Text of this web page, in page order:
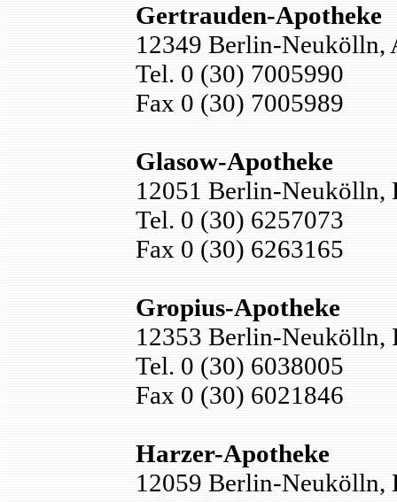
Gertrauden-Apotheke
12349 Berlin-Neukölln,
Tel. 0 (30) 7005990
Fax 0 (30) 7005989
Glasow-Apotheke
12051 Berlin-Neukölln,
Tel. 0 (30) 6257073
Fax 0 (30) 6263165
Gropius-Apotheke
12353 Berlin-Neukölln,
Tel. 0 (30) 6038005
Fax 0 (30) 6021846
Harzer-Apotheke
12059 Berlin-Neukölln,